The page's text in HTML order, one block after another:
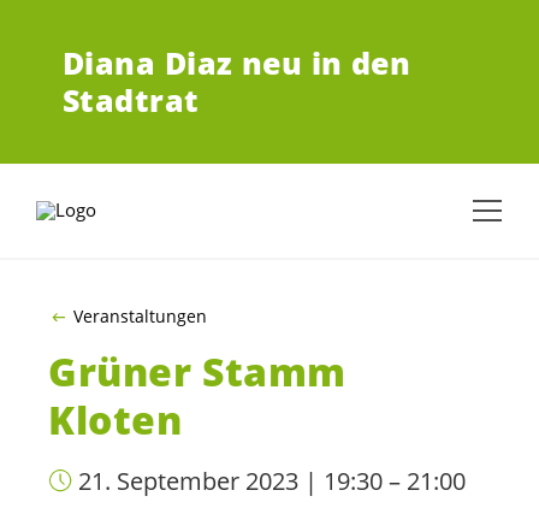
Diana Diaz neu in den
Stadtrat
Veranstaltungen
Grüner Stamm
Kloten
21. September 2023 | 19:30 – 21:00